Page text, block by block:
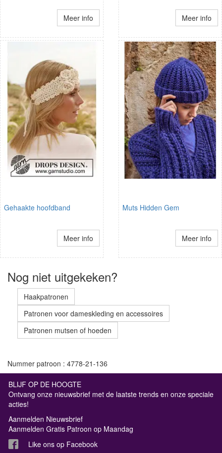
Meer info Meer info
Gehaakte hoofdband
Meer info
Muts Hidden Gem
Meer info
Nog niet uitgekeken?
Haakpatronen
Patronen voor dameskleding en accessoires
Patronen mutsen of hoeden
Nummer patroon : 4778-21-136
BLIJF OP DE HOOGTE
Ontvang onze nieuwsbrief met de laatste trends en onze speciale
acties!
Aanmelden Nieuwsbrief
Aanmelden Gratis Patroon op Maandag
Like ons op Facebook